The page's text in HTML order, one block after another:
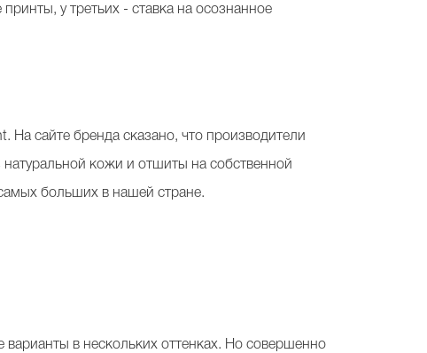
у третьих - ставка на осознанное
сайте бренда сказано, что производители
кожи и отшиты на собственной
больших в нашей стране.
в нескольких оттенках. Но совершенно